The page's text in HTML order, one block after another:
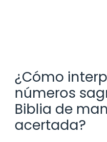
¿Cómo
números
Biblia de
acertada?